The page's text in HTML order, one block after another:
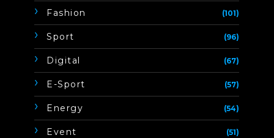
Fashion (101)
Sport (96)
Digital (67)
E-Sport (57)
Energy (54)
Event (51)